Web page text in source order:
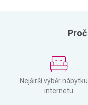
Nejširší výběr
internetu